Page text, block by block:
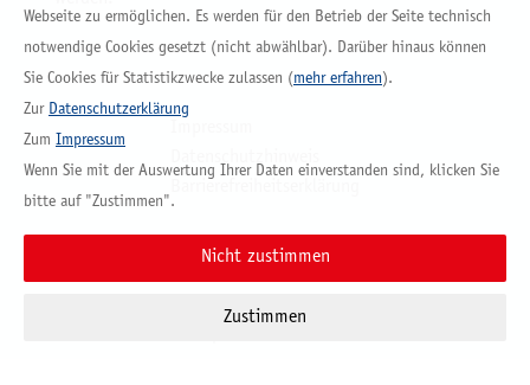
Vertrag widerrufen
Webseite zu ermöglichen. Es werden für den Betrieb der Seite technisch
notwendige Cookies gesetzt (nicht abwählbar). Darüber hinaus können
Sie Cookies für Statistikzwecke zulassen (mehr erfahren).
Zur Datenschutzerklärung
Zum Impressum
Wenn Sie mit der Auswertung Ihrer Daten einverstanden sind, klicken Sie
bitte auf "Zustimmen".
Nicht zustimmen
Zustimmen